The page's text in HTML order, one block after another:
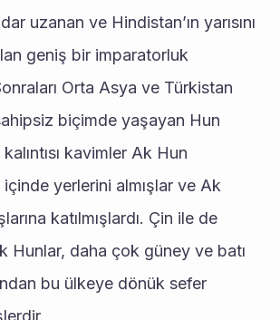
uzanan ve Hindistan’ın yarısını
geniş bir imparatorluk
Orta Asya ve Türkistan
biçimde yaşayan Hun
kavimler Ak Hun
yerlerini almışlar ve Ak
katılmışlardı. Çin ile de
Hunlar, daha çok güney ve batı
bu ülkeye dönük sefer